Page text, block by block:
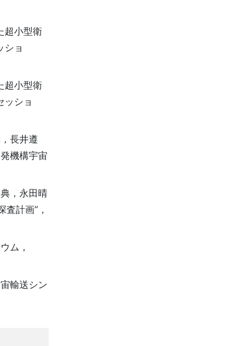
超小型衛
ショ
超小型衛
ッショ
長井遵
機構宇宙
，永田晴
計画”，
ム，
輸送シン